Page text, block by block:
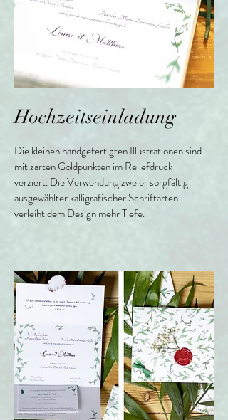
Hochzeitseinladung
Die kleinen handgefertigten Illustrationen sind
mit zarten Goldpunkten im Reliefdruck
verziert. Die Verwendung zweier sorgfältig
ausgewählter kalligrafischer Schriftarten
verleiht dem Design mehr Tiefe.